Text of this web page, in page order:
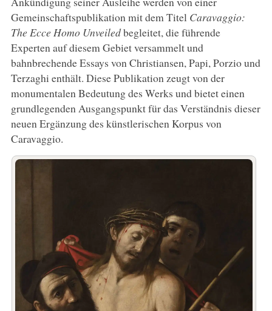
Gemeinschaftspublikation mit dem Titel Caravaggio:
The Ecce Homo Unveiledbegleitet, die führende
Experten auf diesem Gebiet versammelt und
bahnbrechende Essays von Christiansen, Papi, Porzio und
Terzaghi enthält. Diese Publikation zeugt von der
monumentalen Bedeutung des Werks und bietet einen
grundlegenden Ausgangspunkt für das Verständnis dieser
neuen Ergänzung des künstlerischen Korpus von
Caravaggio.